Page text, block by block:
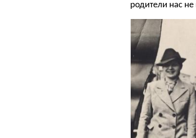
родители нас